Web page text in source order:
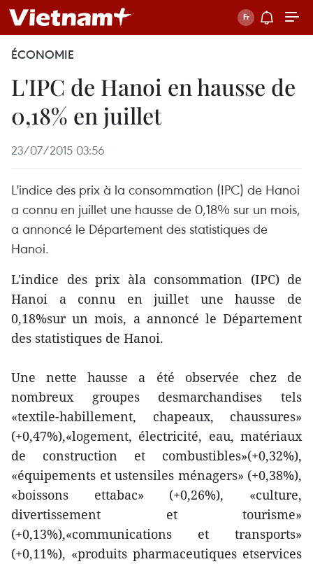
ÉCONOMIE
L'IPC de Hanoi en hausse de
0,18% en juillet
23/07/2015 03:56
L'indice des prix à la consommation (IPC) de Hanoi
a connu en juillet une hausse de 0,18% sur un mois,
a annoncé le Département des statistiques de
Hanoi.
L'indice des prix àla consommation (IPC) de
Hanoi a connu en juillet une hausse de
0,18%sur un mois, a annoncé le Département
des statistiques de Hanoi.
Une nette hausse a été observée chez de
nombreux groupes desmarchandises tels
«textile-habillement, chapeaux, chaussures»
(+0,47%),«logement, électricité, eau, matériaux
de construction et combustibles»(+0,32%),
«équipements et ustensiles ménagers» (+0,38%),
«boissons ettabac» (+0,26%), «culture,
divertissement et tourisme»
(+0,13%),«communications et transports»
(+0,11%), «produits pharmaceutiques etservices